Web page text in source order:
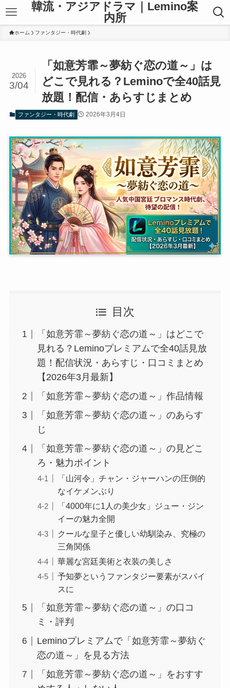
韓流・アジアドラマ｜Lemino案
内所
ホーム ファンタジー・時代劇
「如意芳霏～夢紡ぐ恋の道～」は
どこで見れる？Leminoで全40話見
放題！配信・あらすじまとめ
2026
3/04
ファンタジー・時代劇 2026年3月4日
目次
「如意芳霏～夢紡ぐ恋の道～」はどこで
見れる？Leminoプレミアムで全40話見放
題！配信状況・あらすじ・口コミまとめ
【2026年3月最新】
「如意芳霏～夢紡ぐ恋の道～」作品情報
「如意芳霏～夢紡ぐ恋の道～」のあらす
じ
「如意芳霏～夢紡ぐ恋の道～」の見どこ
ろ・魅力ポイント
「山河令」チャン・ジャーハンの圧倒的
なイケメンぶり
「4000年に1人の美少女」ジュー・ジン
イーの魅力全開
クールな皇子と優しい幼馴染み、究極の
三角関係
華麗な宮廷美術と衣装の美しさ
予知夢というファンタジー要素がスパイ
スに
「如意芳霏～夢紡ぐ恋の道～」の口コ
ミ・評判
Leminoプレミアムで「如意芳霏～夢紡ぐ
恋の道～」を見る方法
「如意芳霏～夢紡ぐ恋の道～」をおすす